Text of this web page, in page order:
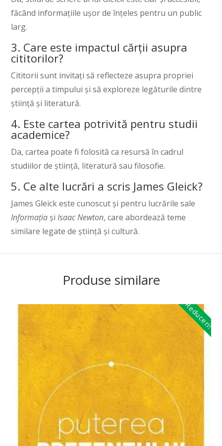
făcând informațiile ușor de înțeles pentru un public
larg.
3. Care este impactul cărții asupra
cititorilor?
Cititorii sunt invitați să reflecteze asupra propriei
percepții a timpului și să exploreze legăturile dintre
știință și literatură.
4. Este cartea potrivită pentru studii
academice?
Da, cartea poate fi folosită ca resursă în cadrul
studiilor de știință, literatură sau filosofie.
5. Ce alte lucrări a scris James Gleick?
James Gleick este cunoscut și pentru lucrările sale
Informația șiIsaac Newton, care abordează teme
similare legate de știință și cultură.
Produse similare
Reduceri!